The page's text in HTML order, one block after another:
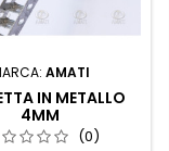
AMATI
IN METALLO
4MM
(0)